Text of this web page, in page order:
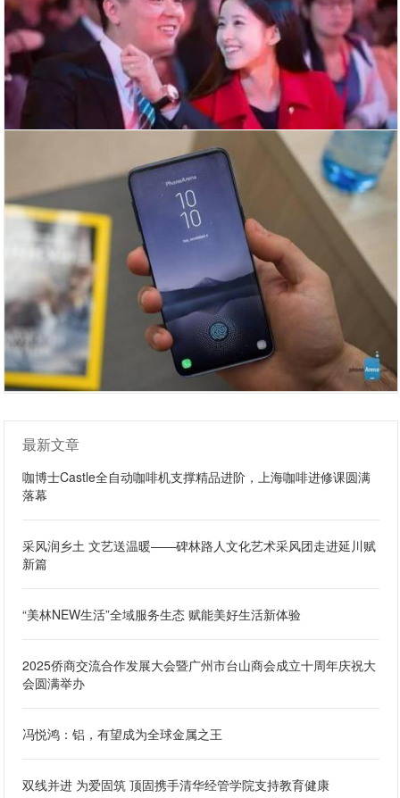
最新文章
咖博士Castle全自动咖啡机支撑精品进阶，上海咖啡进修课圆满
落幕
采风润乡土 文艺送温暖——碑林路人文化艺术采风团走进延川赋
新篇
“美林NEW生活”全域服务生态 赋能美好生活新体验
2025侨商交流合作发展大会暨广州市台山商会成立十周年庆祝大
会圆满举办
冯悦鸿：铝，有望成为全球金属之王
双线并进 为爱固筑 顶固携手清华经管学院支持教育健康